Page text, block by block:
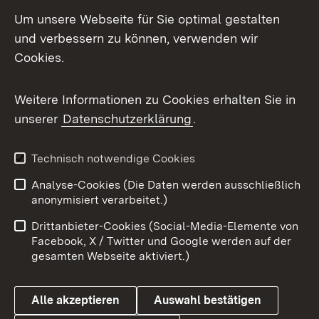
Facebook
X / Twitter
Youtube
Impressum
Kontakt
Barrierefreiheit
Datenschutz
Cookies
Um unsere Webseite für Sie optimal gestalten
und verbessern zu können, verwenden wir
Cookies.
Weitere Informationen zu Cookies erhalten Sie in
unserer Datenschutzerklärung.
Technisch notwendige Cookies
Analyse-Cookies (Die Daten werden ausschließlich
anonymisiert verarbeitet.)
Drittanbieter-Cookies (Social-Media-Elemente von
Facebook, X / Twitter und Google werden auf der
gesamten Webseite aktiviert.)
Alle akzeptieren Auswahl bestätigen